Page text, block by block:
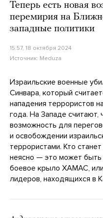
Теперь есть новая
перемирия на
западные политики
15:57, 18 октября 2024
Источник: Meduza
Израильские военные
Синвара, который
нападения террористов
года. На Западе считают,
возможность для
и освобождении
террористами. Кто
неясно — это может быть
боевое крыло ХАМАС,
лидеров, находящихся в